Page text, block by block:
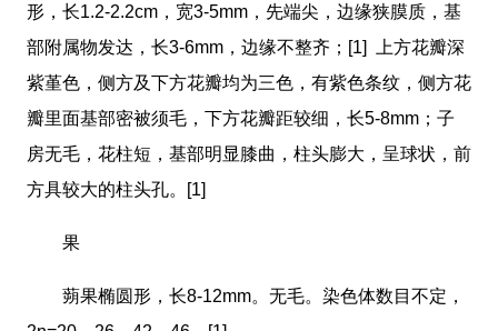
形，长1.2-2.2cm，宽3-5mm，先端尖，边缘狭膜质，基
部附属物发达，长3-6mm，边缘不整齐；[1] 上方花瓣深
紫堇色，侧方及下方花瓣均为三色，有紫色条纹，侧方花
瓣里面基部密被须毛，下方花瓣距较细，长5-8mm；子
房无毛，花柱短，基部明显膝曲，柱头膨大，呈球状，前
方具较大的柱头孔。[1]
果
蒴果椭圆形，长8-12mm。无毛。染色体数目不定，